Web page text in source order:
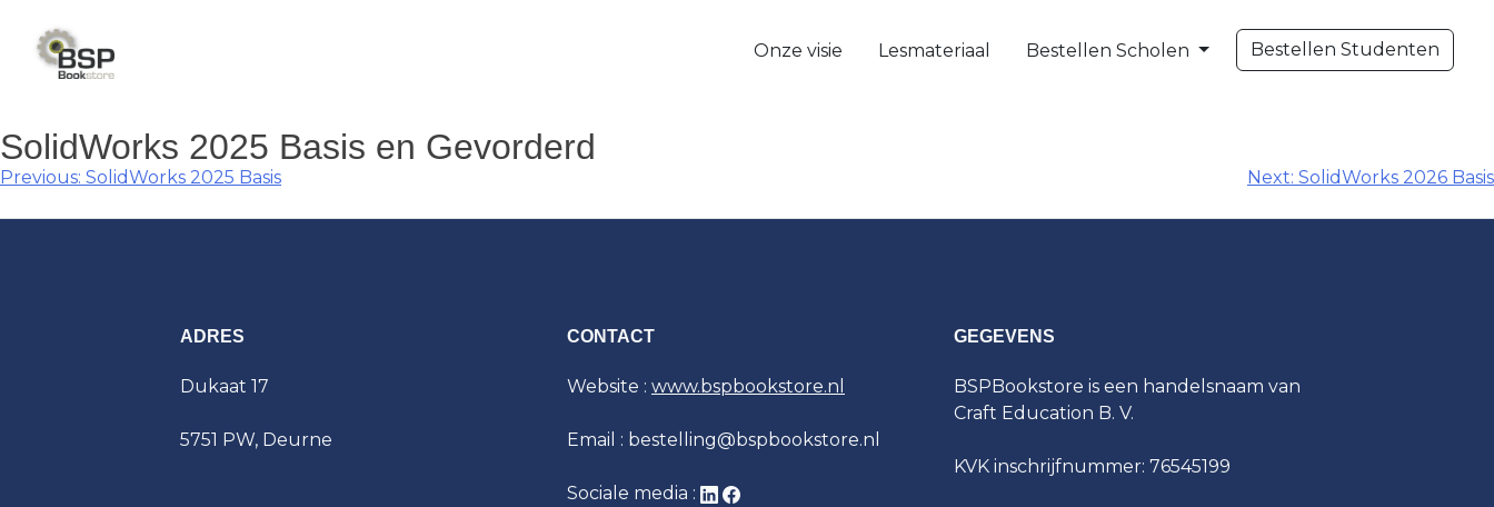
content
Onze visie Lesmateriaal Bestellen Scholen Bestellen Studenten
SolidWorks 2025 Basis en Gevorderd
Berichtnavigatie
Previous: SolidWorks 2025 Basis Next: SolidWorks 2026 Basis
ADRES
Dukaat 17
5751 PW, Deurne
CONTACT
Website : www.bspbookstore.nl
Email : bestelling@bspbookstore.nl
Sociale media :
GEGEVENS
BSPBookstore is een handelsnaam van
Craft Education B. V.
KVK inschrijfnummer: 76545199